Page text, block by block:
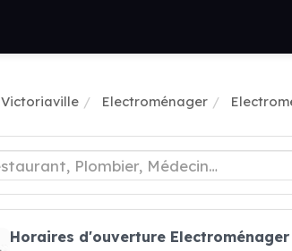
Victoriaville Electroménager
Horaires d'ouverture